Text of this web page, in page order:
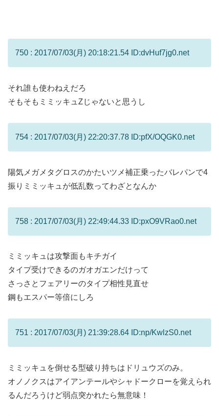
750 : 2017/07/03(月) 20:18:21.54 ID:dvHuf7jg0.net
それ誰も使わねえだろ
そもそもミミッキュZじゃないと思うし
754 : 2017/07/03(月) 22:20:37.78 ID:pfX/OQGK0.net
陽気メガメタグロスのかたいツメ補正乗ったバレパンで4
振りミミッキュが低乱数ってわざとなんか
758 : 2017/07/03(月) 22:49:44.33 ID:pxO9VRao0.net
ミミッキュは攻撃面もキチガイ
タイプ受けできるのガオガエンだけって
さっさとフェアリーのタイプ相性見直せ
鋼もエスパー等倍にしろ
751 : 2017/07/03(月) 21:39:28.64 ID:np/KwlzS0.net
ミミッキュを倒せる型破り持ちはドリュウズのみ。
オノノクスはアイアンテールやシャドークローを覚えられ
るんだろうけど弱点突かれたら無意味！